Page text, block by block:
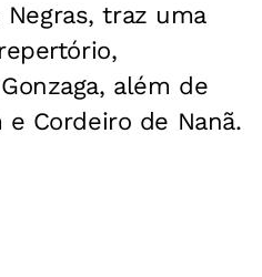
traz uma
além de
e Cordeiro de Nanã.